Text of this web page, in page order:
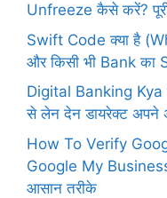
Unfreeze कैसे करें? पूरी
Swift Code क्या है
और किसी भी Bank
Digital Banking
से लेन देन डायरेक्ट अपने
How To Verify
Google My
आसान तरीके